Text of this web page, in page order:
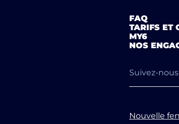
FAQ
TARIFS ET
MY6
NOS
Suivez-
Nouvelle